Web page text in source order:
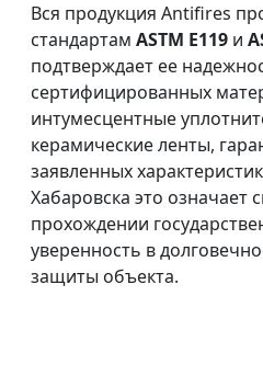
Вся продукция Antifires
стандартам ASTM E119 и
подтверждает ее
сертифицированных
интумесцентные
керамические ленты,
заявленных
Хабаровска это означает
прохождении
уверенность в
защиты объекта.